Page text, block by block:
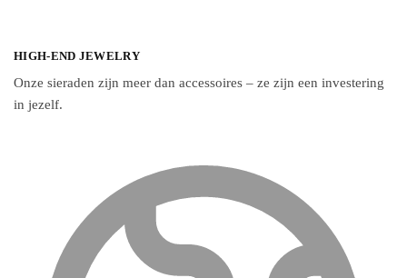
HIGH-END JEWELRY
Onze sieraden zijn meer dan accessoires – ze zijn een investering
in jezelf.